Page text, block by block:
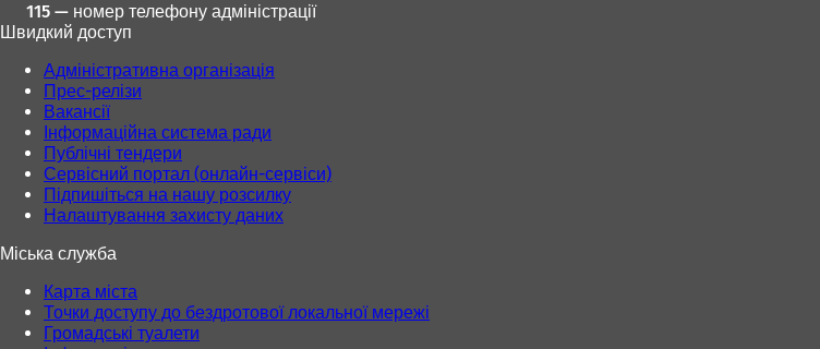
115 — номер телефону адміністрації
Швидкий доступ
Адміністративна організація
Прес-релізи
Вакансії
Інформаційна система ради
Публічні тендери
Сервісний портал (онлайн-сервіси)
Підпишіться на нашу розсилку
Налаштування захисту даних
Міська служба
Карта міста
Точки доступу до бездротової локальної мережі
Громадські туалети